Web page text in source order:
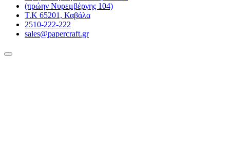
(πρώην Νυρεμβέργης 104)
Τ.Κ 65201, Καβάλα
2510-222-222
sales@papercraft.gr